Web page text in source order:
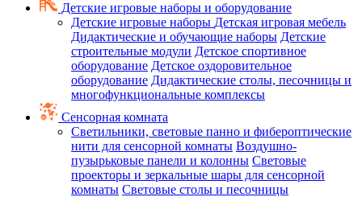
Детские игровые наборы и оборудование
Детские игровые наборы Детская игровая мебель
Дидактические и обучающие наборы Детские
строительные модули Детское спортивное
оборудование Детское оздоровительное
оборудование Дидактические столы, песочницы и
многофункциональные комплексы
Сенсорная комната
Светильники, световые панно и фибероптические
нити для сенсорной комнаты Воздушно-
пузырьковые панели и колонны Световые
проекторы и зеркальные шары для сенсорной
комнаты Световые столы и песочницы